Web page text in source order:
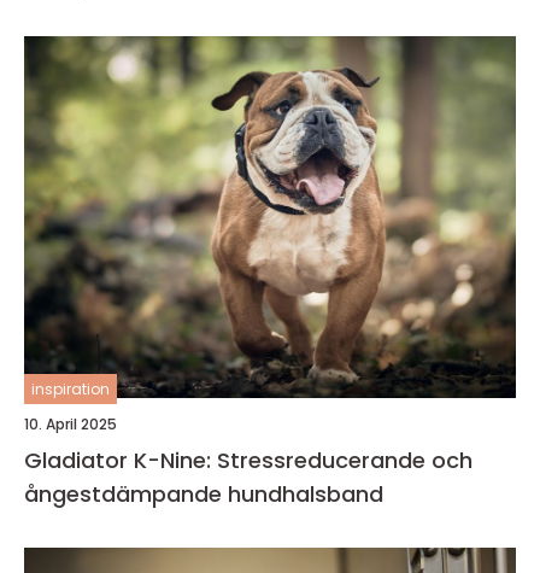
inspiration
10. April 2025
Gladiator K-Nine: Stressreducerande och
ångestdämpande hundhalsband